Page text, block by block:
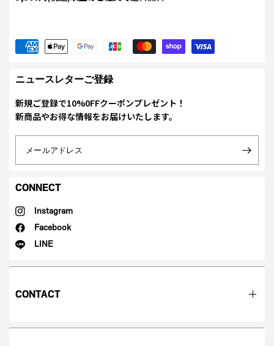
ニュースレターご登録
新規ご登録で10%0FFクーポンプレゼント！
新商品やお得な情報をお届けいたします。
メールアドレス
CONNECT
Instagram
Facebook
LINE
CONTACT